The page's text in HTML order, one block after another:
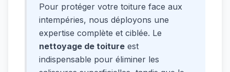
Pour protéger votre toiture face aux
intempéries, nous déployons une
expertise complète et ciblée. Le
nettoyage de toiture est
indispensable pour éliminer les